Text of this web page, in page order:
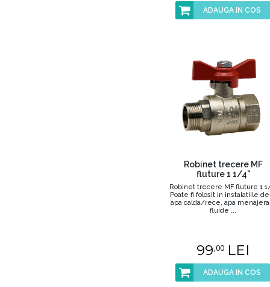
ADAUGA IN COS
Robinet trecere MF
fluture 1 1/4"
Robinet trecere MF fluture 1
Poate fi folosit in instalatiile
apa calda/rece, apa
fluide ...
99,00LEI
ADAUGA IN COS